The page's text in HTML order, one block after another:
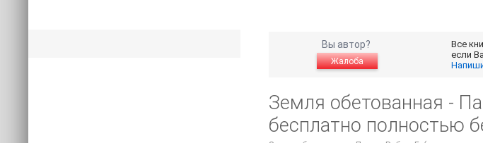
Вы автор?
Жалоба
Все
если
Земля обетованная -
бесплатно полностью